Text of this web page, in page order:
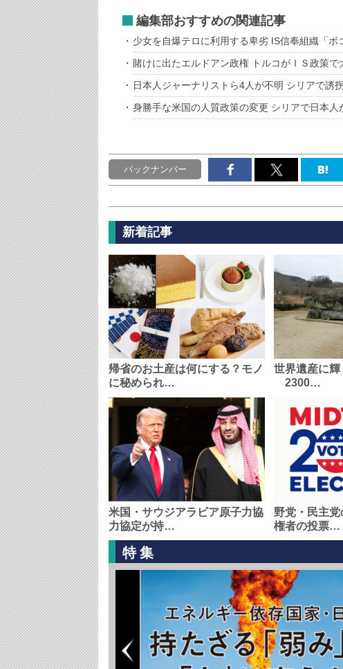
編集部おすすめの関連記事
少女を自爆テロに利用する卑劣 IS信奉組織「ボ
賭けに出たエルドアン政権 トルコがＩＳ政策で
日本人ジャーナリストら4人が不明 シリアで誘
身勝手な米国の人質政策の変更 シリアで日本人
バックナンバー
新着記事
帰省のお土産は何にする？モノ
に秘められ…
世界遺産に輝
2300…
米国・サウジアラビア原子力協
力協定が持…
野党・民主
権者の投票…
特集